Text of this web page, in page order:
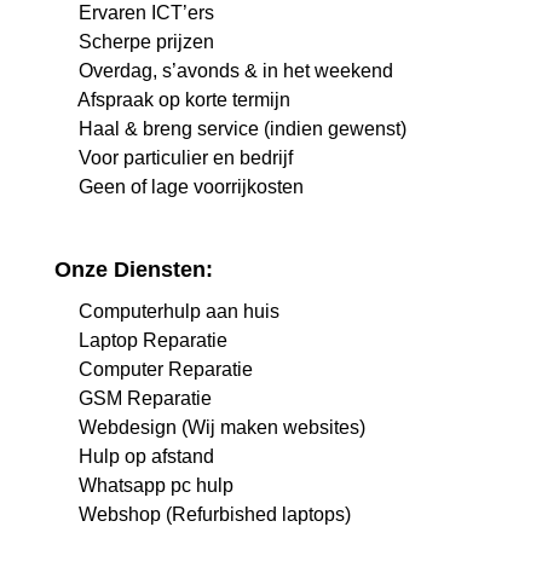
Ervaren ICT’ers
Scherpe prijzen
Overdag, s’avonds & in het weekend
Afspraak op korte termijn
Haal & breng service (indien gewenst)
Voor particulier en bedrijf
Geen of lage voorrijkosten
Onze Diensten:
Computerhulp aan huis
Laptop Reparatie
Computer Reparatie
GSM Reparatie
Webdesign (Wij maken websites)
Hulp op afstand
Whatsapp pc hulp
Webshop (Refurbished laptops)